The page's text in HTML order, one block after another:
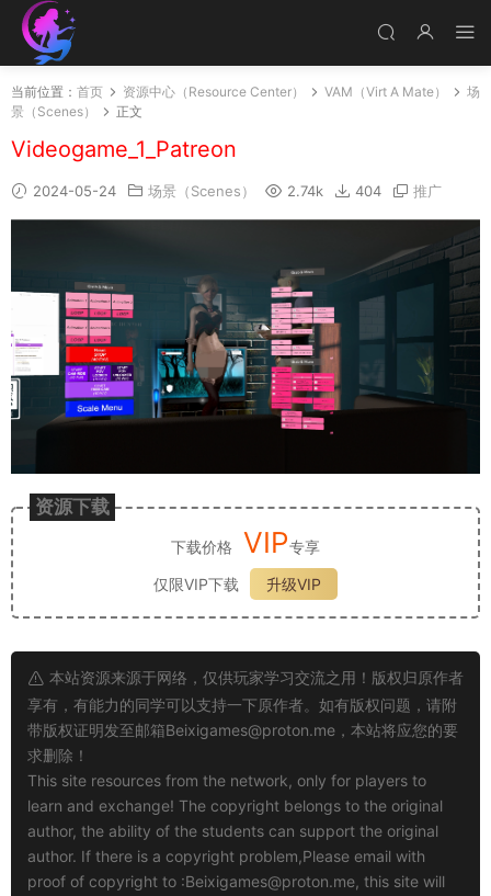
当前位置： 首页 资源中心（Resource Center） VAM（Virt A Mate）
场
景（Scenes）
正文
Videogame_1_Patreon
2024-05-24 场景（Scenes） 2.74k 404 推广
资源下载
下载价格 VIP专享
仅限VIP下载
升级VIP
本站资源来源于网络，仅供玩家学习交流之用！版权归原作者
享有，有能力的同学可以支持一下原作者。如有版权问题，请附
带版权证明发至邮箱Beixigames@proton.me ，本站将应您的要
求删除！
This site resources from the network, only for players to
learn and exchange! The copyright belongs to the original
author, the ability of the students can support the original
author. If there is a copyright problem,Please email with
proof of copyright to :Beixigames@proton.me, this site will